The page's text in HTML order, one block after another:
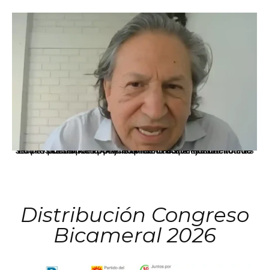
La presidenta Keiko Fujimori informó que la solicitud de indulto presentada por el expresidente Alejandro Toledo será evaluada por la Comisión de Gracias Presidenciales conforme al procedimiento establecido.
Distribución Congreso
Bicameral 2026